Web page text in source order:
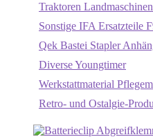
Traktoren
Sonstige IFA Ersatzteile
Qek Bastei Stapler
Diverse Youngtimer
Werkstattmaterial
Retro- und Ostalgie-